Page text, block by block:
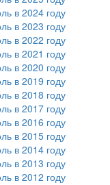
в 2024 году
в 2023 году
в 2022 году
в 2021 году
в 2020 году
в 2019 году
в 2018 году
в 2017 году
в 2016 году
в 2015 году
в 2014 году
в 2013 году
в 2012 году